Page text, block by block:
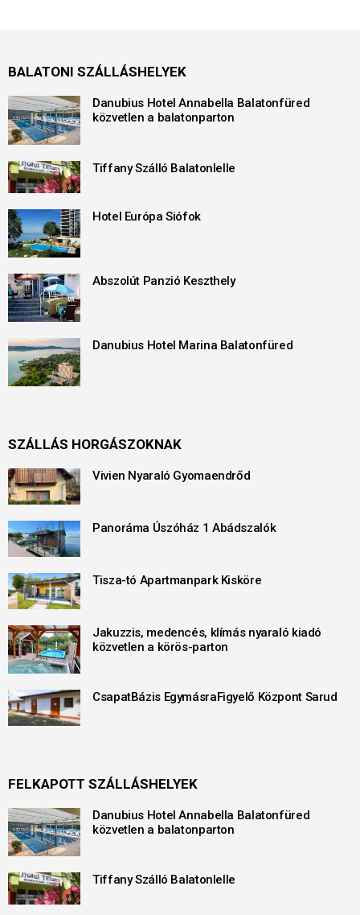
BALATONI SZÁLLÁSHELYEK
Danubius Hotel Annabella Balatonfüred
közvetlen a balatonparton
Tiffany Szálló Balatonlelle
Hotel Európa Siófok
Abszolút Panzió Keszthely
Danubius Hotel Marina Balatonfüred
SZÁLLÁS HORGÁSZOKNAK
Vivien Nyaraló Gyomaendrőd
Panoráma Úszóház 1 Abádszalók
Tisza-tó Apartmanpark Kisköre
Jakuzzis, medencés, klímás nyaraló kiadó
közvetlen a körös-parton
CsapatBázis EgymásraFigyelő Központ Sarud
FELKAPOTT SZÁLLÁSHELYEK
Danubius Hotel Annabella Balatonfüred
közvetlen a balatonparton
Tiffany Szálló Balatonlelle